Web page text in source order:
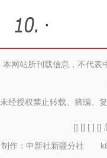
·
本网站所刊载信息，不代表
未经授权禁止转载、摘编、
[] [] [ ] []
制作：中新社新疆分社